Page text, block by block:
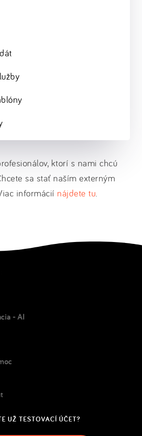
ktorí s nami chcú
sa stať naším externým
informácií nájdete tu.
- AI
UŽ TESTOVACÍ ÚČET?